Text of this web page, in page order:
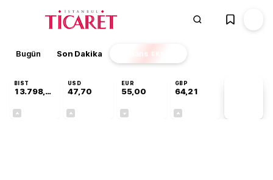
Bugün Son Dakika Finans EKSTRA
BIST
13.798,82
USD
47,70
EUR
55,00
GBP
64,21